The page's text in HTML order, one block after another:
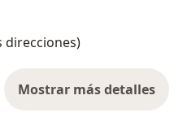
direcciones)
Mostrar más detalles
sobre la